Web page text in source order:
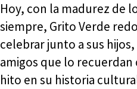
Hoy, con la madurez de
siempre, Grito Verde
celebrar junto a sus
amigos que lo
hito en su historia